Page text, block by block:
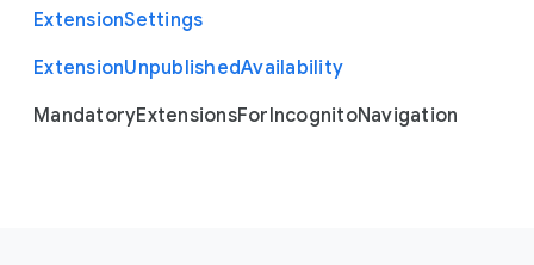
ExtensionSettings
ExtensionUnpublishedAvailability
MandatoryExtensionsForIncognitoNavigation